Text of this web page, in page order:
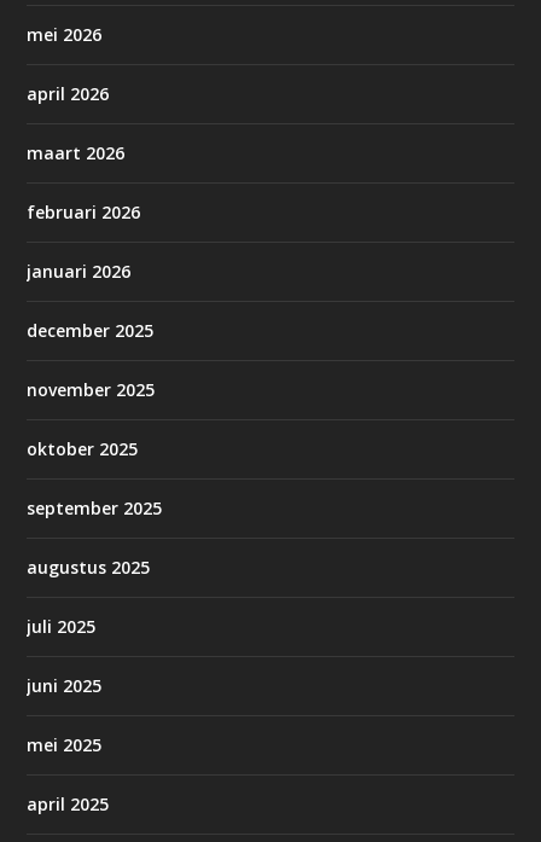
mei 2026
april 2026
maart 2026
februari 2026
januari 2026
december 2025
november 2025
oktober 2025
september 2025
augustus 2025
juli 2025
juni 2025
mei 2025
april 2025